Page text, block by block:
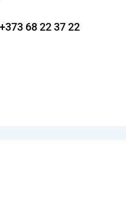
+373 68 22 37 22